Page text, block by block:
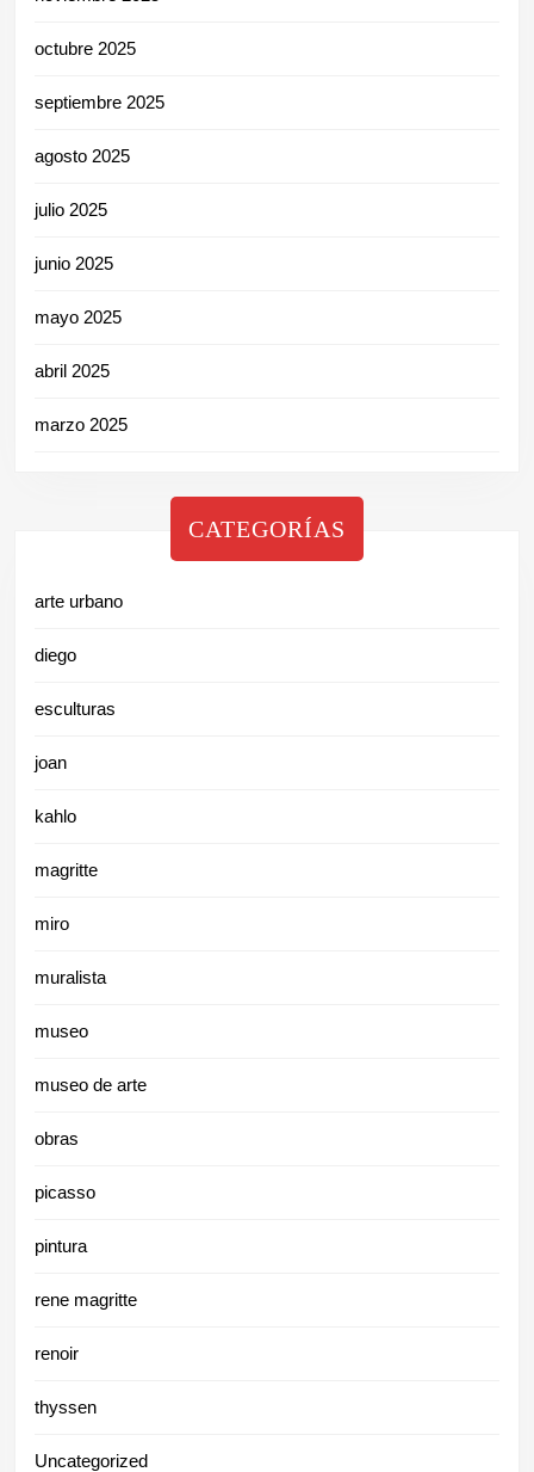
octubre 2025
septiembre 2025
agosto 2025
julio 2025
junio 2025
mayo 2025
abril 2025
marzo 2025
CATEGORÍAS
arte urbano
diego
esculturas
joan
kahlo
magritte
miro
muralista
museo
museo de arte
obras
picasso
pintura
rene magritte
renoir
thyssen
Uncategorized